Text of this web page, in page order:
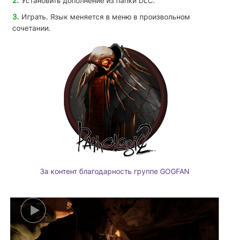
Играть. Язык меняется в меню в произвольном
сочетании.
За контент благодарность группе GOGFAN